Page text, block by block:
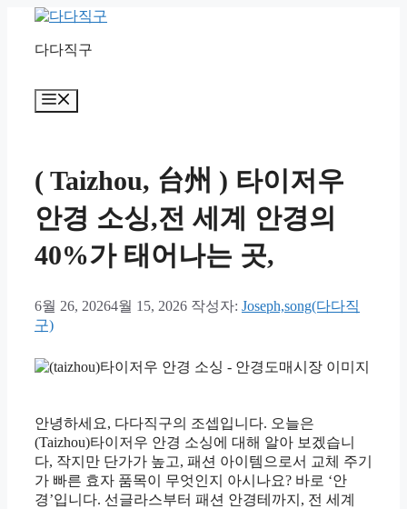
다다직구
( Taizhou, 台州 ) 타이저우
안경 소싱,전 세계 안경의
40%가 태어나는 곳,
6월 26, 20264월 15, 2026 작성자: Joseph,song(다다직
구)
안녕하세요, 다다직구의 조셉입니다. 오늘은
(Taizhou)타이저우 안경 소싱에 대해 알아 보겠습니
다, 작지만 단가가 높고, 패션 아이템으로서 교체 주기
가 빠른 효자 품목이 무엇인지 아시나요? 바로 ‘안
경’입니다. 선글라스부터 패션 안경테까지, 전 세계